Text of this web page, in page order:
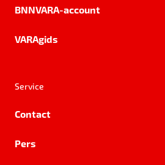
BNNVARA-account
VARAgids
Service
Contact
Pers